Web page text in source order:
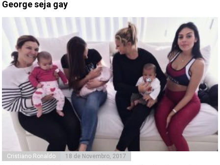
George seja gay
Cristiano Ronaldo 18 de Novembro, 2017